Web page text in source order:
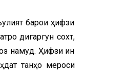
барои ҳифзи
дигаргун сохт,
намуд. Ҳифзи ин
танҳо мероси